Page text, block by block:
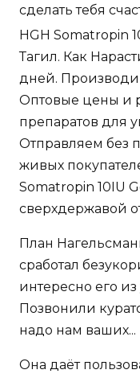
сделать тебя
HGH Somatropin
Тагил. Как
дней.
Оптовые цены и
препаратов для
Отправляем без
живых
Somatropin 10IU
сверхдержавой
План
сработал
интересно его
Позвонили
надо нам ваших...
Она даёт